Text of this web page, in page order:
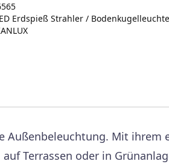
Erdspieß Strahler /
Mit ihrem
Terrassen oder in